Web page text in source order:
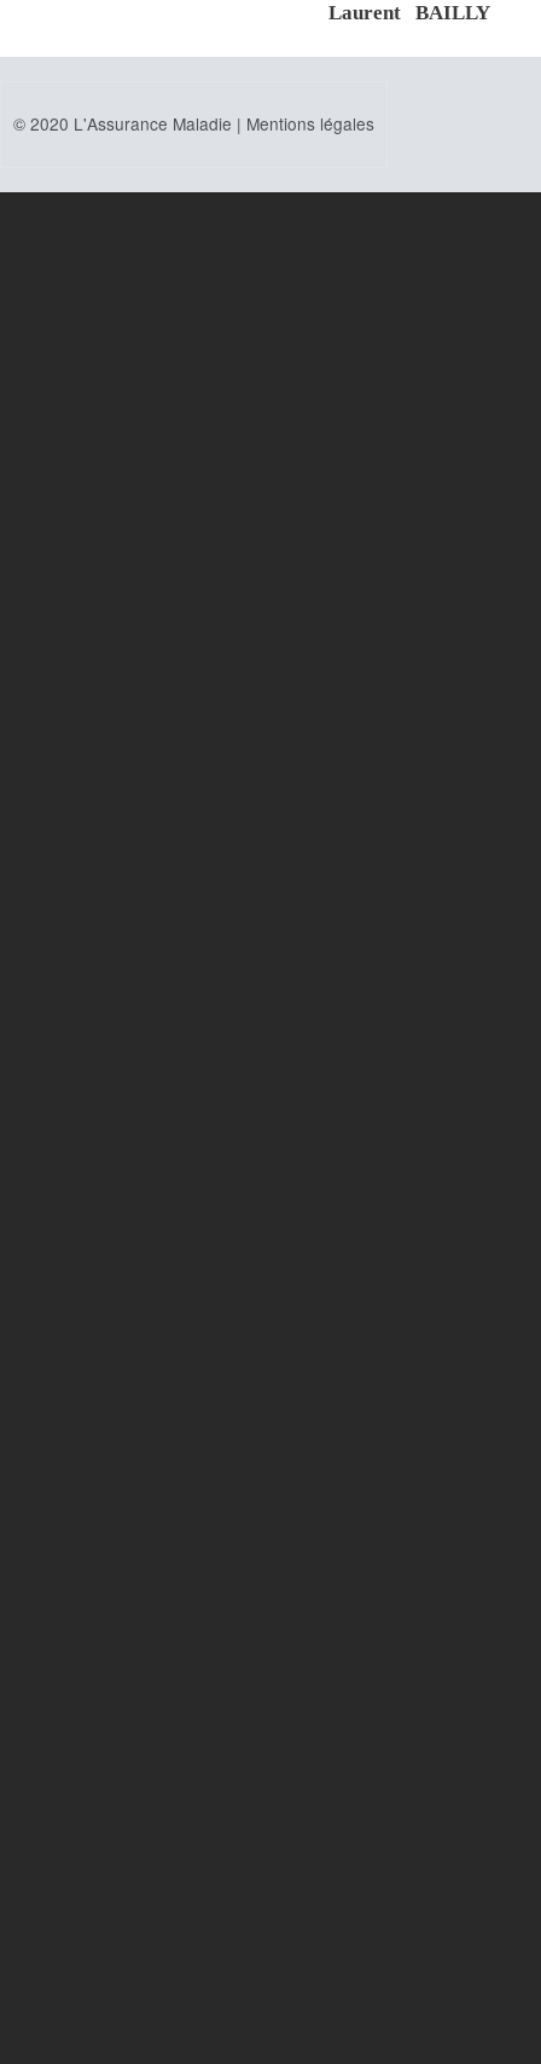
Laurent BAILLY
© 2020 L'Assurance Maladie | Mentions légales